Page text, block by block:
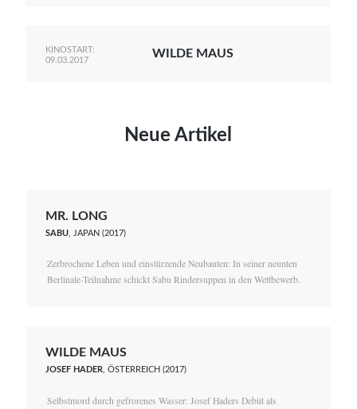
KINOSTART:
09.03.2017
WILDE MAUS
Neue Artikel
MR. LONG
SABU , JAPAN (2017)
Zerbrochene Leben und einstürzende Neubauten: In seiner neunten
Berlinale-Teilnahme schickt Sabu Rindersuppen in den Wettbewerb.
WILDE MAUS
JOSEF HADER, ÖSTERREICH (2017)
Selbstmord durch gefrorenes Wasser: Josef Haders Debüt als